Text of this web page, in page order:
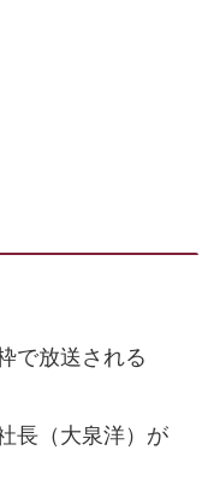
で放送される
長（大泉洋）が